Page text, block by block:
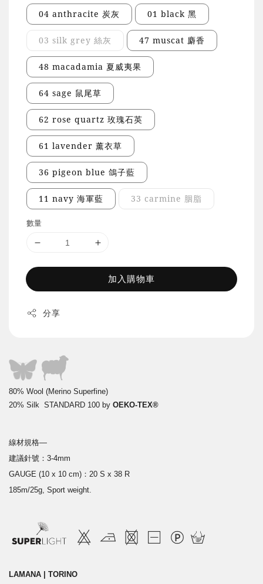
04 anthracite 炭灰 01 black 黑
03 silk grey 絲灰 47 muscat 麝香
48 macadamia 夏威夷果
64 sage 鼠尾草
62 rose quartz 玫瑰石英
61 lavender 薰衣草
36 pigeon blue 鴿子藍
11 navy 海軍藍 33 carmine 胭脂
數量
加入購物車
分享
80% Wool (Merino Superfine)
20% Silk STANDARD 100 by OEKO-TEX®
線材規格—
建議針號：3-4mm
GAUGE (10 x 10 cm)：20 S x 38 R
185m/25g, Sport weight.
LAMANA | TORINO